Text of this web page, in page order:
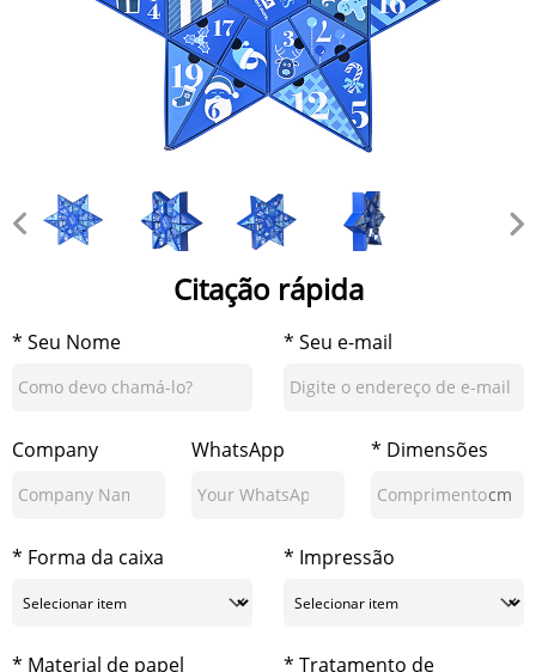
Citação rápida
* Seu Nome * Seu e-mail
Company WhatsApp * Dimensões
cm
* Forma da caixa * Impressão
* Material de papel
* Tratamento de